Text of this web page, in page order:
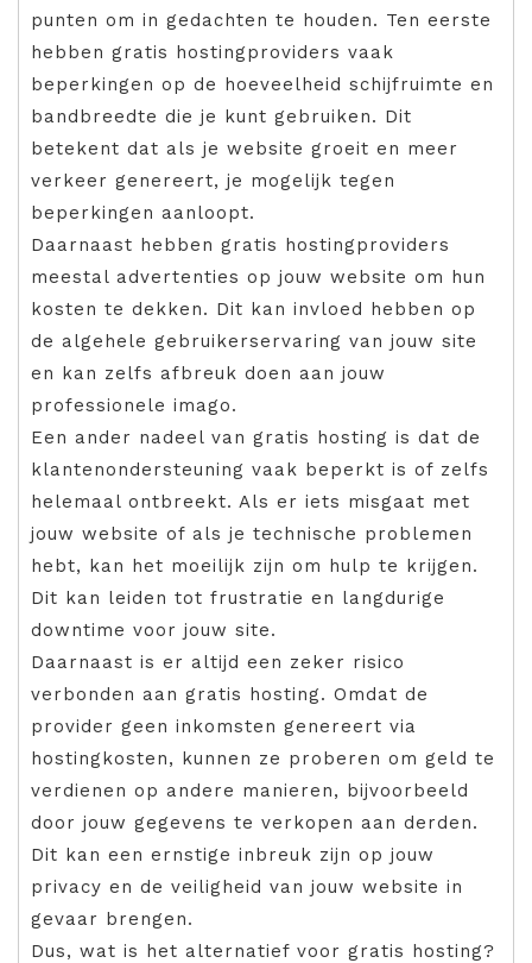
punten om in gedachten te houden. Ten eerste
hebben gratis hostingproviders vaak
beperkingen op de hoeveelheid schijfruimte en
bandbreedte die je kunt gebruiken. Dit
betekent dat als je website groeit en meer
verkeer genereert, je mogelijk tegen
beperkingen aanloopt.
Daarnaast hebben gratis hostingproviders
meestal advertenties op jouw website om hun
kosten te dekken. Dit kan invloed hebben op
de algehele gebruikerservaring van jouw site
en kan zelfs afbreuk doen aan jouw
professionele imago.
Een ander nadeel van gratis hosting is dat de
klantenondersteuning vaak beperkt is of zelfs
helemaal ontbreekt. Als er iets misgaat met
jouw website of als je technische problemen
hebt, kan het moeilijk zijn om hulp te krijgen.
Dit kan leiden tot frustratie en langdurige
downtime voor jouw site.
Daarnaast is er altijd een zeker risico
verbonden aan gratis hosting. Omdat de
provider geen inkomsten genereert via
hostingkosten, kunnen ze proberen om geld te
verdienen op andere manieren, bijvoorbeeld
door jouw gegevens te verkopen aan derden.
Dit kan een ernstige inbreuk zijn op jouw
privacy en de veiligheid van jouw website in
gevaar brengen.
Dus, wat is het alternatief voor gratis hosting?